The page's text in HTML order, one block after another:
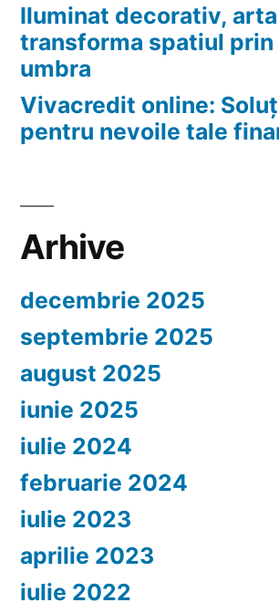
Iluminat decorativ, arta
transforma spatiul prin
umbra
Vivacredit online:
pentru nevoile tale
Arhive
decembrie 2025
septembrie 2025
august 2025
iunie 2025
iulie 2024
februarie 2024
iulie 2023
aprilie 2023
iulie 2022